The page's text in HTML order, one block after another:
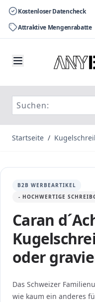
Kostenloser Datencheck
Attraktive Mengenrabatte
Startseite /
B2B WERBEARTIKEL
- HOCHWERTIGE
Caran
oder
Das Schweizer
wie kaum ein anderes